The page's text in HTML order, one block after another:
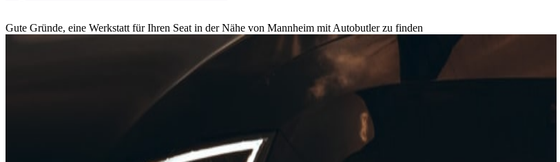
Gute Gründe, eine Werkstatt für Ihren Seat in der Nähe von Mannheim mit Autobutler zu finden